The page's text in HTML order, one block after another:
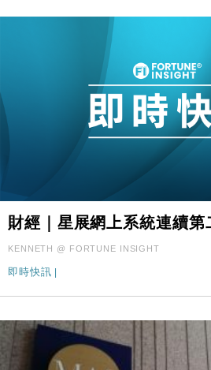
財經｜星展網上系統連續第
KENNETH @ FORTUNE INSIGHT
即時快訊